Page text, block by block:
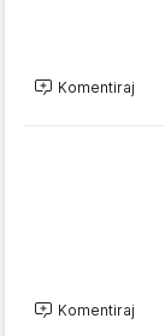
Komentiraj
Komentiraj